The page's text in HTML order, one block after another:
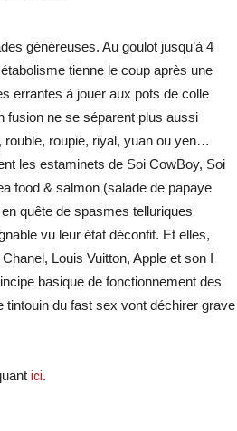
généreuses. Au goulot jusqu’à 4
tienne le coup après une
errantes à jouer aux pots de colle
fusion ne se séparent plus aussi
rouble, roupie, riyal, yuan ou yen…
les estaminets de Soi CowBoy, Soi
food & salmon (salade de papaye
quête de spasmes telluriques
vu leur état déconfit. Et elles,
Louis Vuitton, Apple et son I
basique de fonctionnement des
du fast sex vont déchirer grave
ici.